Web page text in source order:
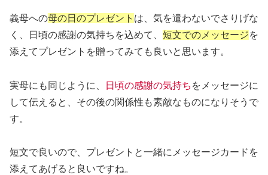
義母への母の日のプレゼント は、気を遣わないでさりげな
く、日頃の感謝の気持ちを込めて、 短文でのメッセージを
添えてプレゼントを贈ってみても良いと思います。
実母にも同じように、 日頃の感謝の気持ち をメッセージに
して伝えると、その後の関係性も素敵なものになりそうで
す。
短文で良いので、プレゼントと一緒にメッセージカードを
添えてあげると良いですね。